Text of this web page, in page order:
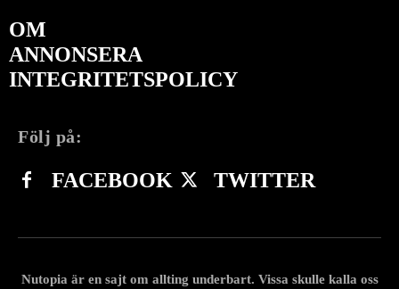
OM
ANNONSERA
INTEGRITETSPOLICY
Följ på:
FACEBOOK TWITTER
Nutopia är en sajt om allting underbart. Vissa skulle kalla oss